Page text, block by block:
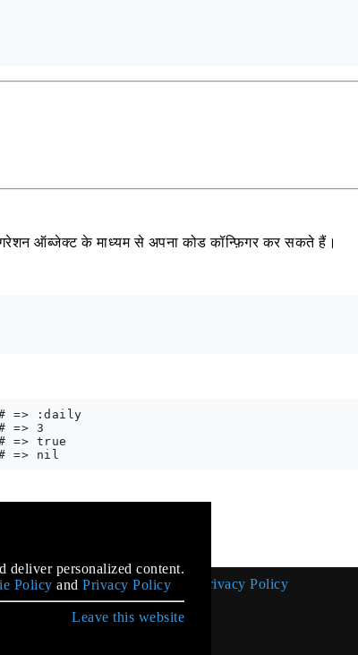
ऑब्जेक्ट के माध्यम से अपना कोड कॉन्फ़िगर कर सकते हैं।
# => :daily
=> 3
=> true
Cookie Policy Privacy Policy
deliver personalized content.
Policy and Privacy Policy
Leave this website